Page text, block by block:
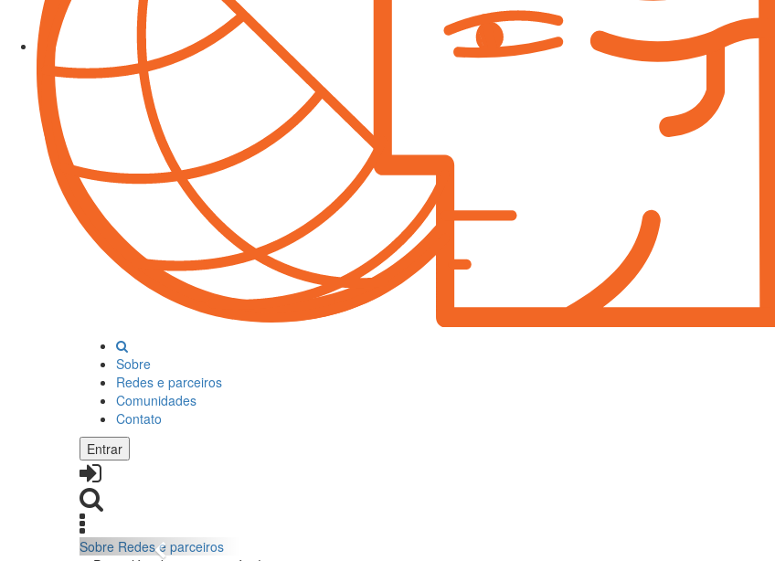
Sobre
Redes e parceiros
Comunidades
Contato
Entrar
Sobre Redes e parceiros